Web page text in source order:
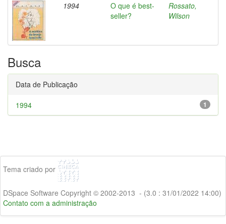
1994
O que é best-
seller?
Rossato,
Wilson
Busca
Data de Publicação
1
1994
Tema criado por
DSpace Software Copyright © 2002-2013 - (3.0 : 31/01/2022 14:00)
Contato com a administração